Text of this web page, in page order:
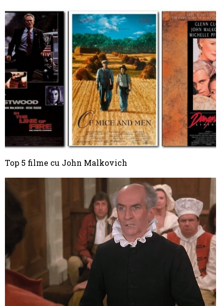
Top 5 filme cu John Malkovich